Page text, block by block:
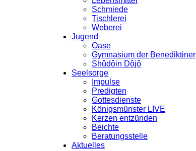
Schmiede
Tischlerei
Weberei
Jugend
Oase
Gymnasium der Benediktiner
Shûdôin Dôjô
Seelsorge
Impulse
Predigten
Gottesdienste
Königsmünster LIVE
Kerzen entzünden
Beichte
Beratungsstelle
Aktuelles